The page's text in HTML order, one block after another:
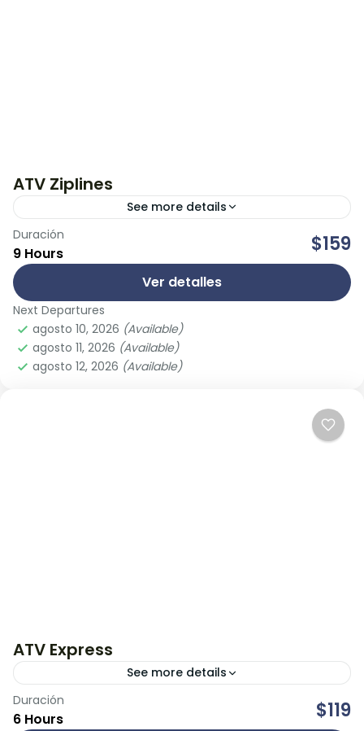
ATV Ziplines
See more details
Explora la selva maya en los mejores vehículos
todo terreno, las únicas cuatrimotos 4X4 ATV
Can-Am 450 c.c. automáticas y autorizadas para
dos pasajeros. Atrévete...
Cancún,Riviera Maya
Duración
9 Hours $159
Ver detalles
Next Departures
agosto 10, 2026 (Available)
agosto 11, 2026 (Available)
agosto 12, 2026 (Available)
ATV Express
See more details
Conduce uno de los más potentes ATVS en
Cancún y Riviera Maya para un paseo salvaje por
Duración
6 Hours $119